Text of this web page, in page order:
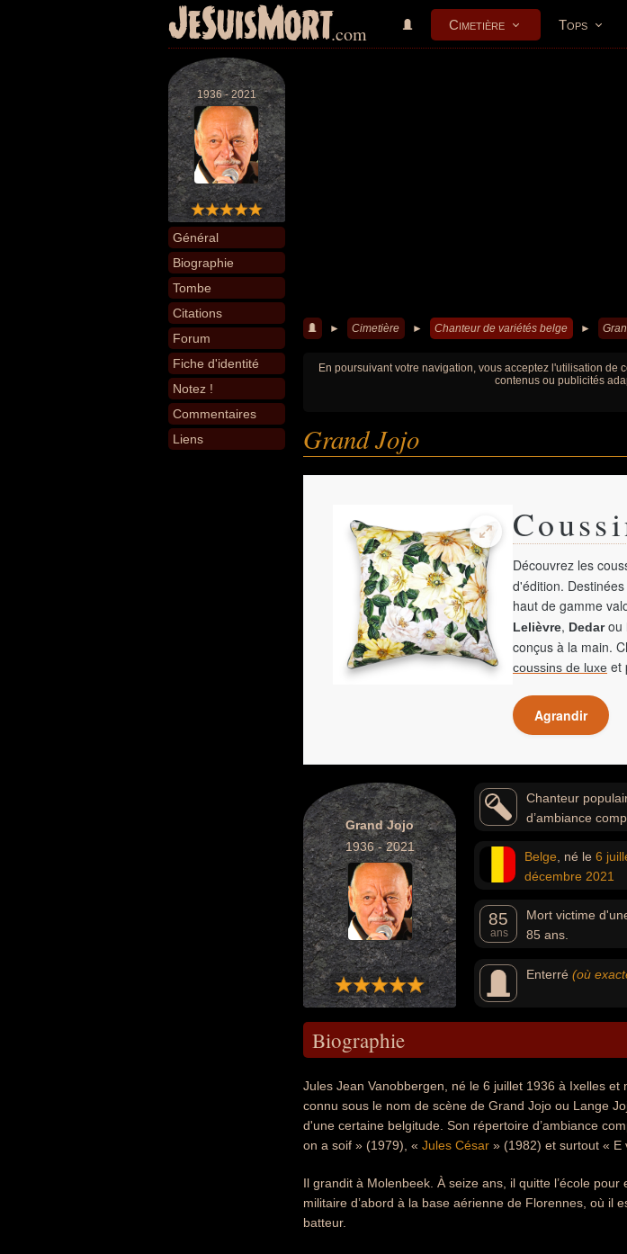
JeSuisMort.com Cimetière Tops
1936 - 2021
Général
Biographie
Tombe
Citations
Forum
Fiche d'identité
Notez !
Commentaires
Liens
► Cimetière ► Chanteur de variétés belge ►
En poursuivant votre navigation, vous acceptez l'utilisation
contenus ou publicités
Grand Jojo
Découvrez les
d'édition.
haut de gamme
Lelièvre, Dedarou
conçus à la main.
coussins de luxe et
Agrandir
Grand Jojo
1936 - 2021
Chanteur
d’ambiance
culture populaire belge.
Belge , né le 6
décembre 2021
85
ans
Mort victime
85 ans.
Enterré (où
Biographie
Jules Jean Vanobbergen, né le 6 juillet 1936 à Ixelles
connu sous le nom de scène de Grand Jojo ou Lange
d'une certaine belgitude. Son répertoire d’ambiance
on a soif » (1979), « Jules César » (1982) et surtout « E
Il grandit à Molenbeek. À seize ans, il quitte l’école
militaire d’abord à la base aérienne de Florennes, où il
batteur.